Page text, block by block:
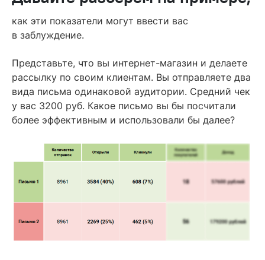
как эти показатели могут ввести вас
в заблуждение.
Представьте, что вы интернет-магазин и делаете
рассылку по своим клиентам. Вы отправляете два
вида письма одинаковой аудитории. Средний чек
у вас 3200 руб. Какое письмо вы бы посчитали
более эффективным и использовали бы далее?